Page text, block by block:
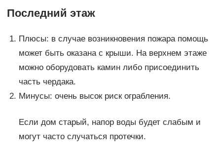
Последний этаж
Плюсы: в случае возникновения пожара помощь
может быть оказана с крыши. На верхнем этаже
можно оборудовать камин либо присоединить
часть чердака.
Минусы: очень высок риск ограбления.
Если дом старый, напор воды будет слабым и
могут часто случаться протечки.